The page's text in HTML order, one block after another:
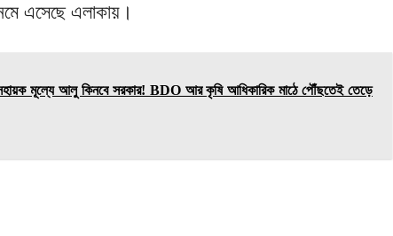
এসেছে এলাকায়।
মূল্যে আলু কিনবে সরকার! BDO আর কৃষি আধিকারিক মাঠে পৌঁছতেই তেড়ে